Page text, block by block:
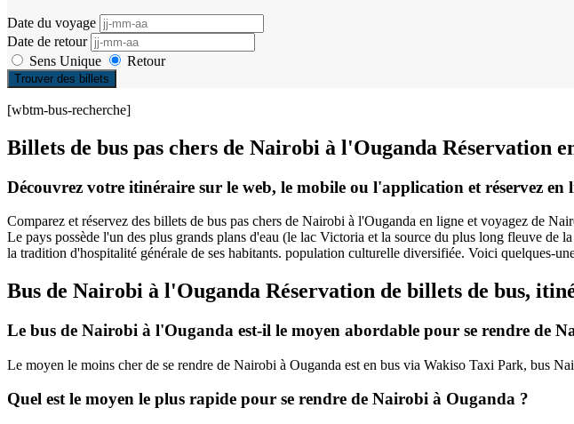
Date du voyage
Date de retour
Sens Unique
Retour
Trouver des billets
[wbtm-bus-recherche]
Billets de bus pas chers de Nairobi à l'Ouganda Réservation
Découvrez votre itinéraire sur le web, le mobile ou l'application et réservez
Comparez et réservez des billets de bus pas chers de Nairobi à l'Ouganda en ligne et voyagez de
Le pays possède l'un des plus grands plans d'eau (le lac Victoria et la source du plus long fleuve
la tradition d'hospitalité générale de ses habitants. population culturelle diversifiée. Voici quelques-
Bus de Nairobi à l'Ouganda Réservation de billets de bus,
Le bus de Nairobi à l'Ouganda est-il le moyen abordable pour se rendre de
Le moyen le moins cher de se rendre de Nairobi à Ouganda est en bus via Wakiso Taxi Park, bus
Quel est le moyen le plus rapide pour se rendre de Nairobi à Ouganda ?